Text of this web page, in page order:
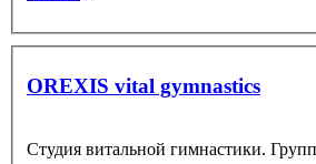
OREXIS vital gymnastics
Студия витальной гимнастики.